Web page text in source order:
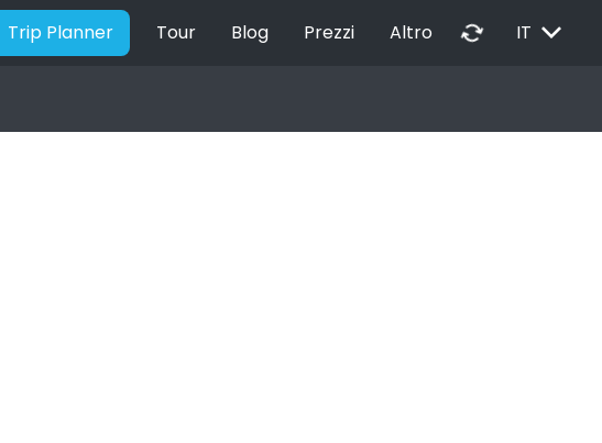
Trip Planner Tour Blog Prezzi Altro autorenew IT EXPAND_MORE